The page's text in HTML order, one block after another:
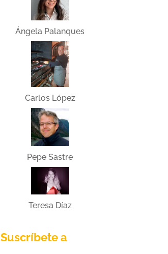
Ángela Palanques
Carlos López
Pepe Sastre
Teresa Díaz
Suscríbete a